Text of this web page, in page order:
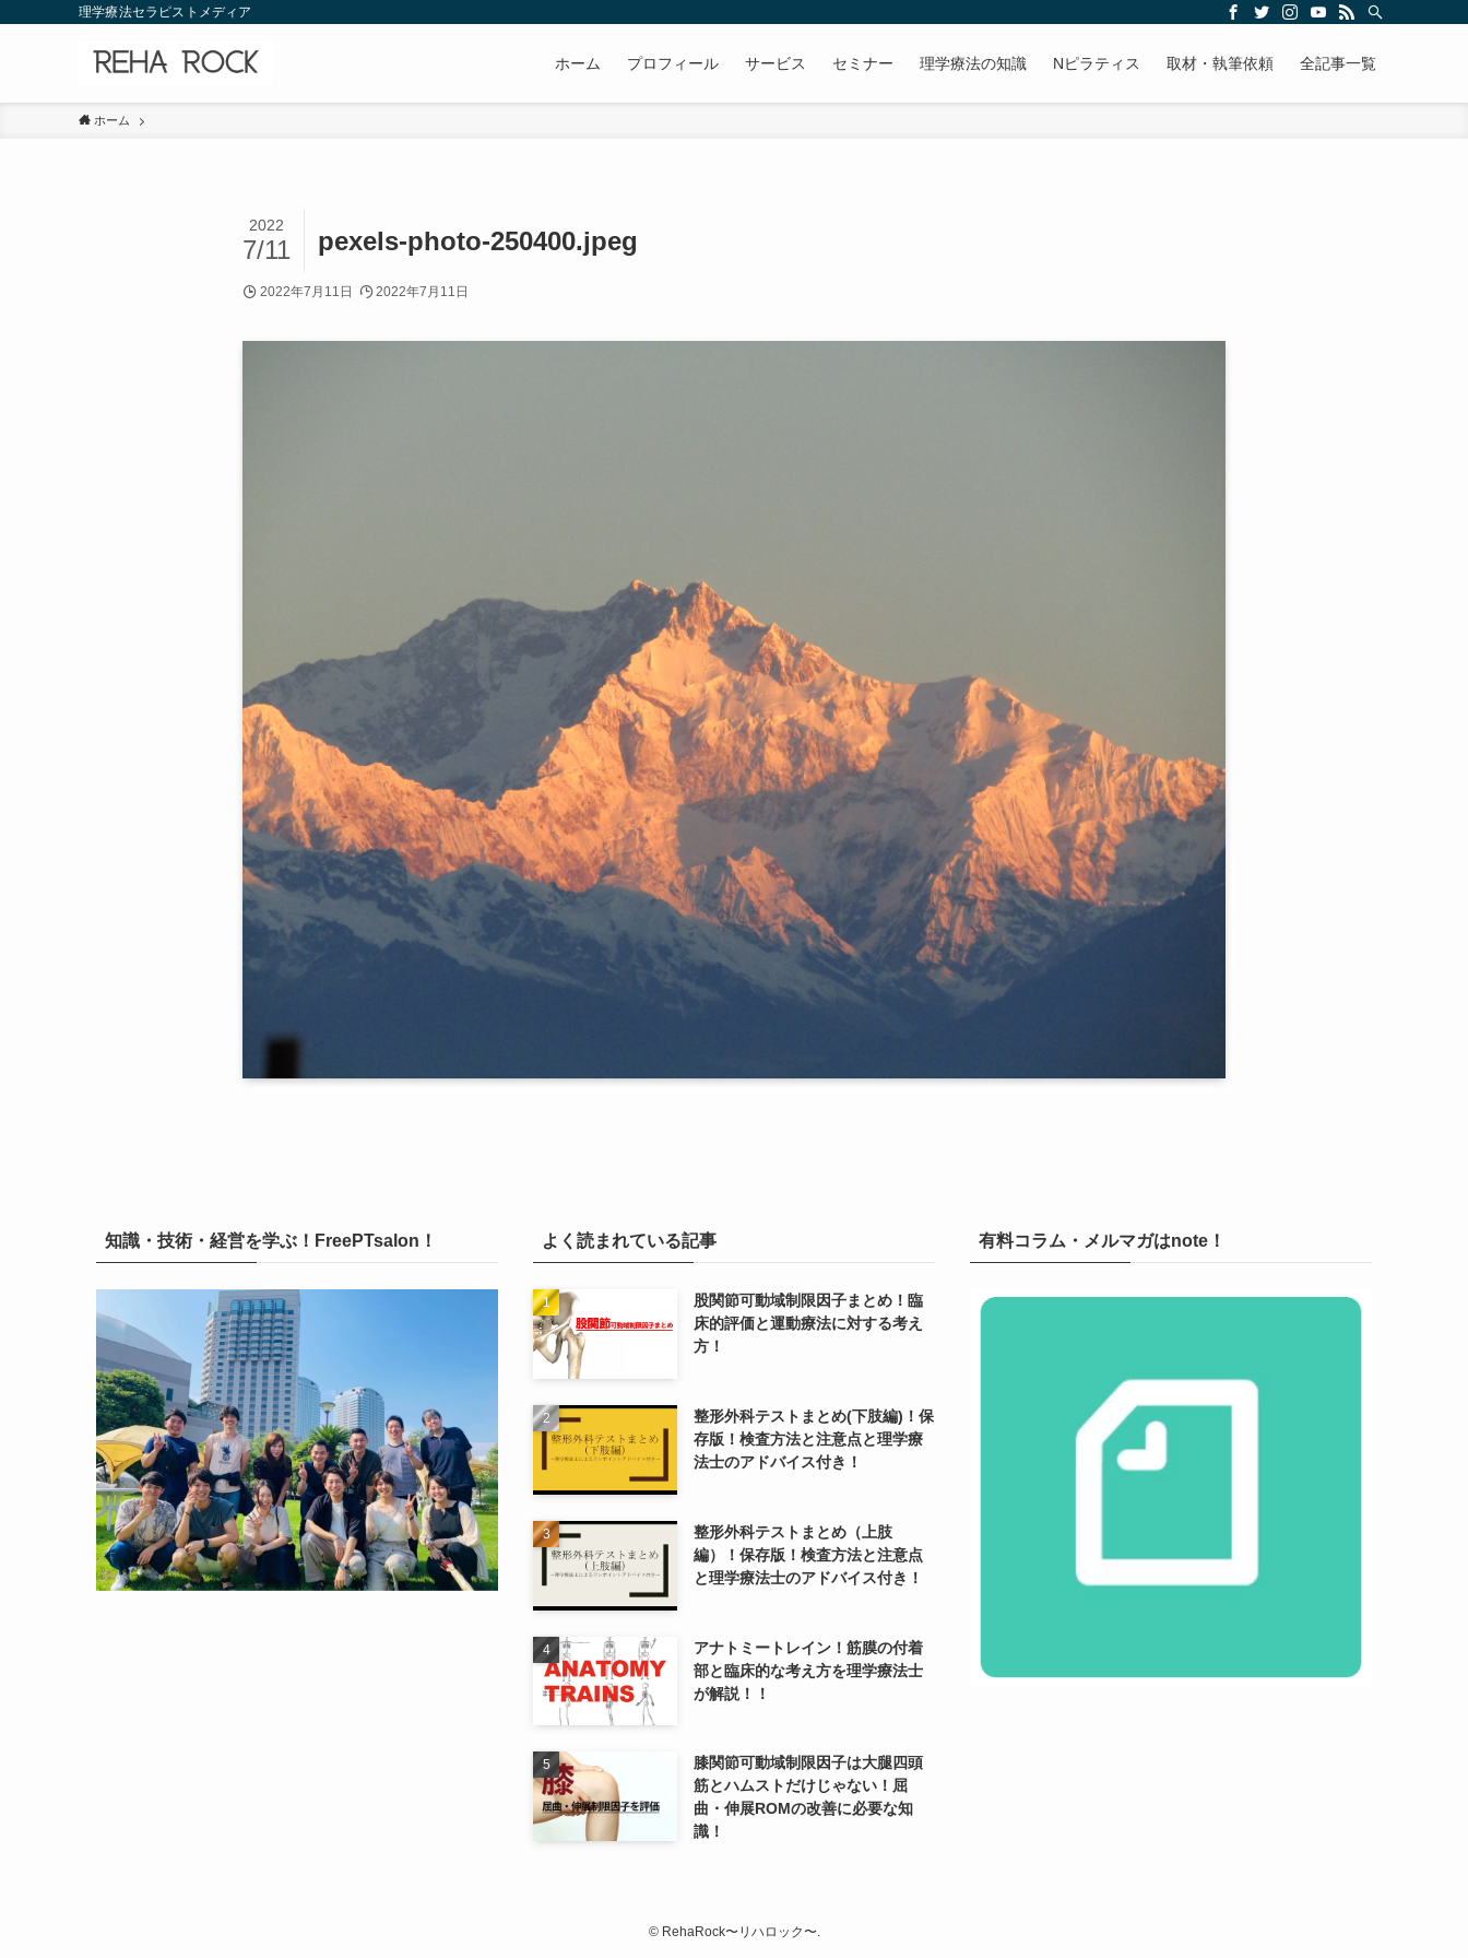
理学療法セラピストメディア
ホーム プロフィール サービス セミナー 理学療法の知識 Nピラティス 取材・執筆依頼 全記事一覧
ホーム
pexels-photo-250400.jpeg
2022
7/11
2022年7月11日 2022年7月11日
知識・技術・経営を学ぶ！FreePTsalon！ よく読まれている記事
股関節可動域制限因子まとめ！臨
床的評価と運動療法に対する考え
方！
整形外科テストまとめ(下肢編)！保
存版！検査方法と注意点と理学療
法士のアドバイス付き！
整形外科テストまとめ（上肢
編）！保存版！検査方法と注意点
と理学療法士のアドバイス付き！
アナトミートレイン！筋膜の付着
部と臨床的な考え方を理学療法士
が解説！！
膝関節可動域制限因子は大腿四頭
筋とハムストだけじゃない！屈
曲・伸展ROMの改善に必要な知
識！
有料コラム・メルマガはnote！
©RehaRock〜リハロック〜.